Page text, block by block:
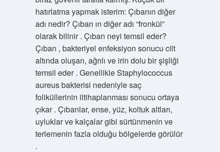
hatırlatma yapmak isterim: Çıbanın diğer
adı nedir? Çıban ın diğer adı “fronkül”
olarak bilinir . Çıban neyi temsil eder?
Çıban , bakteriyel enfeksiyon sonucu cilt
altında oluşan, ağrılı ve irin dolu bir şişliği
temsil eder . Genellikle Staphylococcus
aureus bakterisi nedeniyle saç
foliküllerinin iltihaplanması sonucu ortaya
çıkar . Çıbanlar, ense, yüz, koltuk altları,
uyluklar ve kalçalar gibi sürtünmenin ve
terlemenin fazla olduğu bölgelerde görülür
.